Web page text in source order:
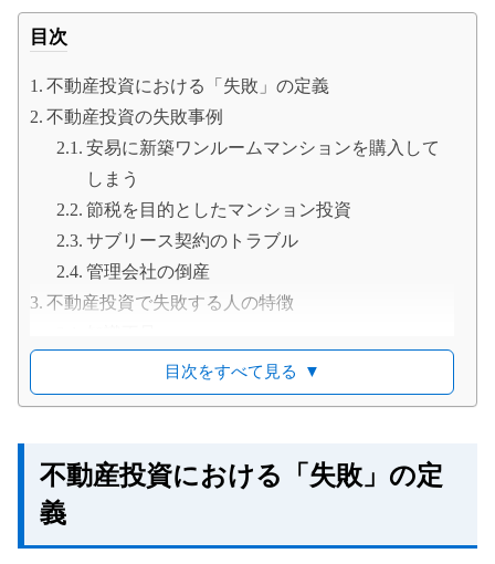
目次
不動産投資における「失敗」の定義
不動産投資の失敗事例
安易に新築ワンルームマンションを購入して
しまう
節税を目的としたマンション投資
サブリース契約のトラブル
管理会社の倒産
不動産投資で失敗する人の特徴
計画性の欠如
目先の利益を追求してしまう
不動産投資の失敗を避けるためのポイント
物件選びの重要性
信頼できる不動産会社の選定
目次をすべて見る ▼
不動産投資における「失敗」の定
義